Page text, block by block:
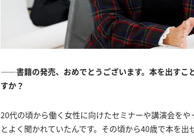
――書籍の発売、おめでとうございます。本を出すこ
すか？
20代の頃から働く女性に向けたセミナーや講演会をや
とよく聞かれていたんです。その頃から40歳で本を